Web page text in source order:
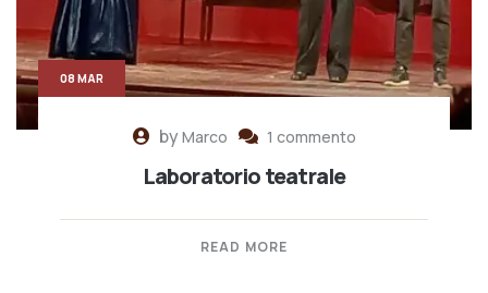
byMarco 1 commento
Laboratorio teatrale
READ MORE
08 MAR